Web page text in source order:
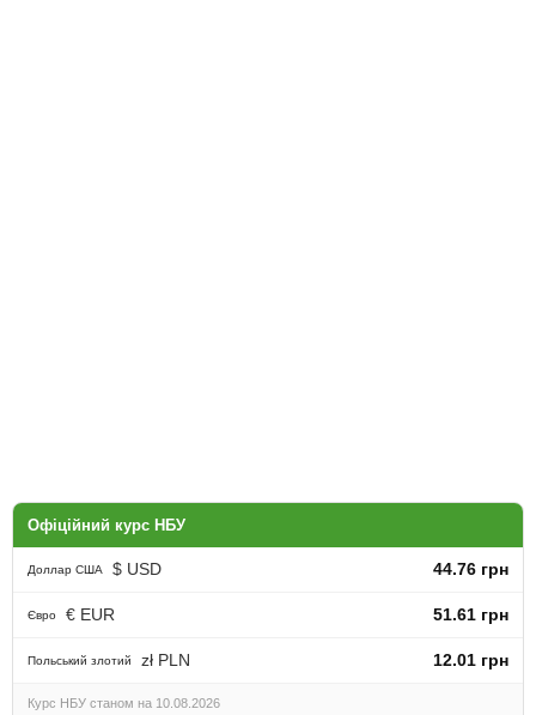
Офіційний курс НБУ
Доллар США $ USD 44.76 грн
Євро € EUR 51.61 грн
Польський злотий zł PLN 12.01 грн
Курс НБУ станом на 10.08.2026